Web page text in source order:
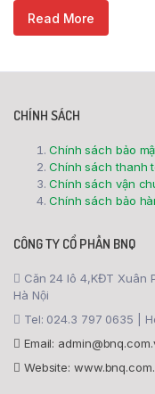
Read More
CHÍNH SÁCH
Chính sách bảo
Chính sách thanh
Chính sách vận
Chính sách bảo
CÔNG TY CỔ PHẦN BNQ
Căn 24 lô 4,KĐT Xuân
Hà Nội
Tel: 024.3 797 0635 |
Email:
Website: